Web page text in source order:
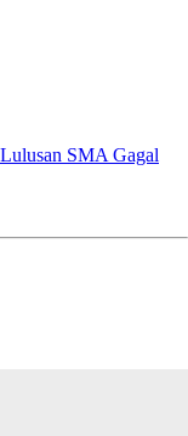
SMA Gagal